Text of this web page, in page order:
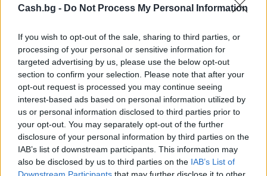
Cash.bg - Do Not Process My Personal Information
If you wish to opt-out of the sale, sharing to third parties, or
processing of your personal or sensitive information for
targeted advertising by us, please use the below opt-out
section to confirm your selection. Please note that after your
opt-out request is processed you may continue seeing
interest-based ads based on personal information utilized by
us or personal information disclosed to third parties prior to
your opt-out. You may separately opt-out of the further
disclosure of your personal information by third parties on the
IAB’s list of downstream participants. This information may
also be disclosed by us to third parties on the IAB’s List of
06.08.2026 / 16:30